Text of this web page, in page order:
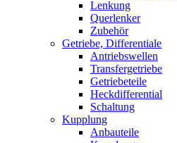
Lenkung
Querlenker
Zubehör
Getriebe, Differentiale
Antriebswellen
Transfergetriebe
Getriebeteile
Heckdifferential
Schaltung
Kupplung
Anbauteile